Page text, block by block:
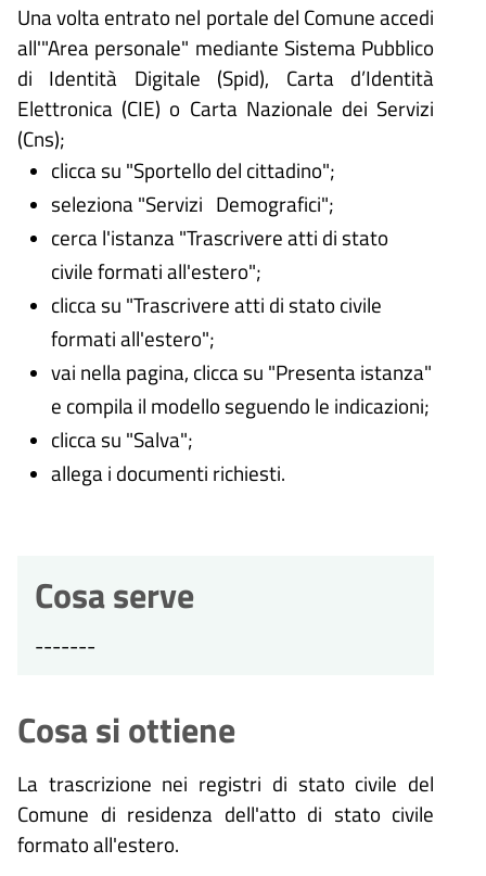
Una volta entrato nel portale del Comune accedi
all'"Area personale" mediante Sistema Pubblico
di Identità Digitale (Spid), Carta d’Identità
Elettronica (CIE) o Carta Nazionale dei Servizi
(Cns);
clicca su "Sportello del cittadino";
seleziona "Servizi Demografici";
cerca l'istanza "Trascrivere atti di stato
civile formati all'estero";
clicca su "Trascrivere atti di stato civile
formati all'estero";
vai nella pagina, clicca su "Presenta istanza"
e compila il modello seguendo le indicazioni;
clicca su "Salva";
allega i documenti richiesti.
Cosa serve
-------
Cosa si ottiene
La trascrizione nei registri di stato civile del
Comune di residenza dell'atto di stato civile
formato all'estero.